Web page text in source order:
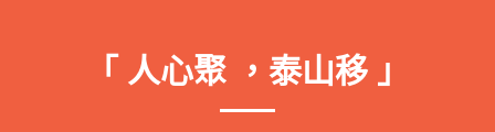
「 人心聚 ，泰山移 」